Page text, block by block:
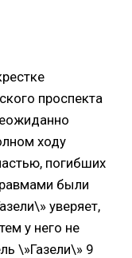
проспекта
ходу
погибших
были
уверяет,
у него не
\»Газели\» 9